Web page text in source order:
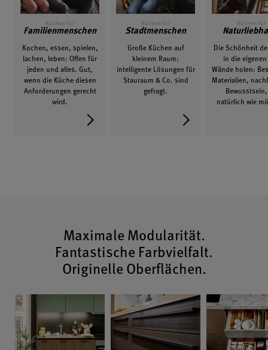
Küchen für
Familienmenschen
Kochen, essen, spielen,
lachen, leben: Offen für
jeden und alles. Gut,
wenn die Küche diesen
Anforderungen gerecht
wird.
Küchen für
Stadtmenschen
Große Küchen auf
kleinem Raum:
intelligente Lösungen für
Stauraum & Co. sind
gefragt.
Küchen für
Die Schönheit
in die
Wände holen:
Materialien,
natürlich wie
Maximale Modularität.
Fantastische Farbvielfalt.
Originelle Oberflächen.